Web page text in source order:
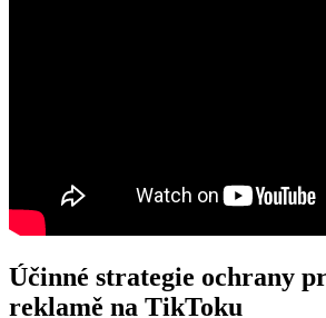
Účinné strategie ochrany
reklamě na TikToku